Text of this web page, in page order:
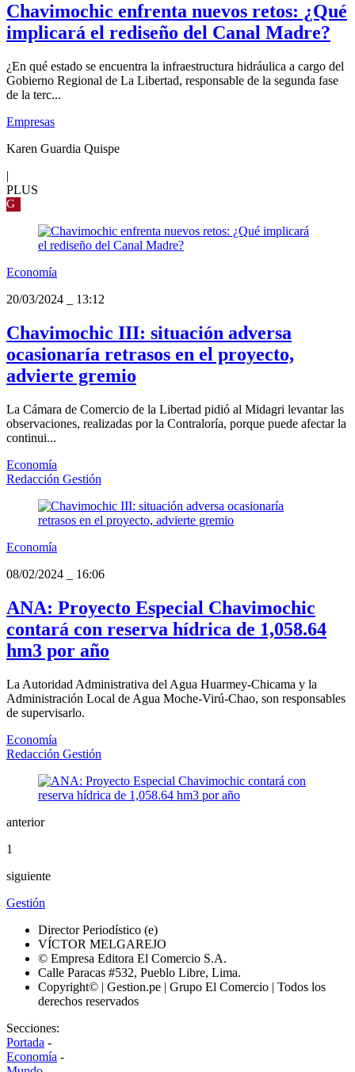
Chavimochic enfrenta nuevos retos: ¿Qué
implicará el rediseño del Canal Madre?
¿En qué estado se encuentra la infraestructura hidráulica a cargo del
Gobierno Regional de La Libertad, responsable de la segunda fase
de la terc...
Empresas
Karen Guardia Quispe
|
PLUS
G
Economía
20/03/2024
13:12
Chavimochic III: situación adversa
ocasionaría retrasos en el proyecto,
advierte gremio
La Cámara de Comercio de la Libertad pidió al Midagri levantar las
observaciones, realizadas por la Contraloría, porque puede afectar la
continui...
Economía
Redacción Gestión
Economía
08/02/2024
16:06
ANA: Proyecto Especial Chavimochic
contará con reserva hídrica de 1,058.64
hm3 por año
La Autoridad Administrativa del Agua Huarmey-Chicama y la
Administración Local de Agua Moche-Virú-Chao, son responsables
de supervisarlo.
Economía
Redacción Gestión
anterior
1
siguiente
Gestión
Director Periodístico (e)
VÍCTOR MELGAREJO
© Empresa Editora El Comercio S.A.
Calle Paracas #532, Pueblo Libre, Lima.
Copyright© | Gestion.pe | Grupo El Comercio | Todos los
derechos reservados
Secciones:
Portada -
Economía -